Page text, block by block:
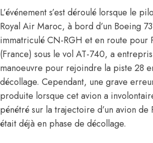
L’événement s’est déroulé lorsque le
Royal Air Maroc, à bord d’un Boeing
immatriculé CN-RGH et en route pour
(France) sous le vol AT-740, a
manoeuvre pour rejoindre la piste 28
décollage. Cependant, une grave
produite lorsque cet avion a
pénétré sur la trajectoire d’un avion de
était déjà en phase de décollage.